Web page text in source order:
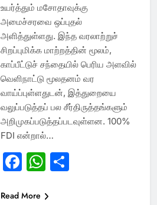
உயர்த்தும் மசோதாவுக்கு
அமைச்சரவை ஒப்புதல்
அளித்துள்ளது. இந்த வரலாற்றுச்
சிறப்புமிக்க மாற்றத்தின் மூலம்,
காப்பீட்டுச் சந்தையில் பெரிய அளவில்
வெளிநாட்டு மூலதனம் வர
வாய்ப்புள்ளதுடன், இத்துறையை
வலுப்படுத்தப் பல சீர்திருத்தங்களும்
அறிமுகப்படுத்தப்படவுள்ளன. 100%
FDI என்றால்…
Facebook
WhatsApp
Share
Read More